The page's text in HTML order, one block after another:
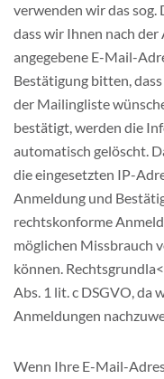
verwenden wir das
dass wir Ihnen nach
angegebene E-Mail-
Bestätigung bitten,
der Mailingliste
bestätigt, werden die
automatisch gelöscht.
die eingesetzten IP-
Anmeldung und
rechtskonforme
möglichen Missbrauch
können.
Abs. 1 lit. c DSGVO, da
Anmeldungen
Wenn Ihre E-Mail-